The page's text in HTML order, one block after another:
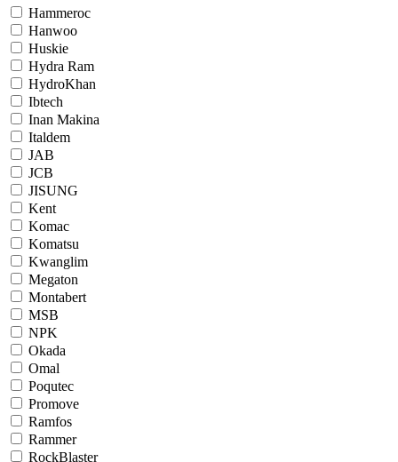
Hammeroc
Hanwoo
Huskie
Hydra Ram
HydroKhan
Ibtech
Inan Makina
Italdem
JAB
JCB
JISUNG
Kent
Komac
Komatsu
Kwanglim
Megaton
Montabert
MSB
NPK
Okada
Omal
Poqutec
Promove
Ramfos
Rammer
RockBlaster